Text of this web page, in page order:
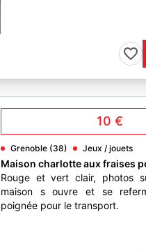
10 €
Grenoble (38) Jeux / jouets
Maison charlotte aux fraises
Rouge et vert clair, photos
maison s ouvre et se
poignée pour le transport.